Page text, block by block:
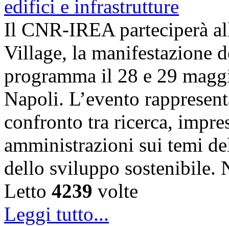
Il CNR-IREA parteciperà
Village, la manifestazione
programma il 28 e 29
Napoli. L’evento
confronto tra ricerca,
amministrazioni sui temi
dello sviluppo sostenibile.
Letto 4239 volte
Leggi tutto...